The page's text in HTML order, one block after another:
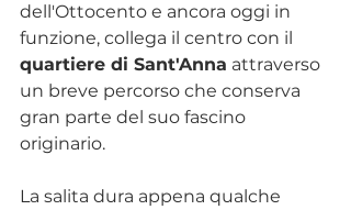
dell'Ottocento e ancora oggi in
funzione, collega il centro con il
quartiere di Sant'Anna attraverso
un breve percorso che conserva
gran parte del suo fascino
originario.
La salita dura appena qualche